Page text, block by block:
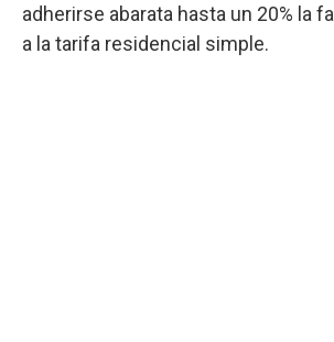
adherirse abarata hasta un 20% la
a la tarifa residencial simple.